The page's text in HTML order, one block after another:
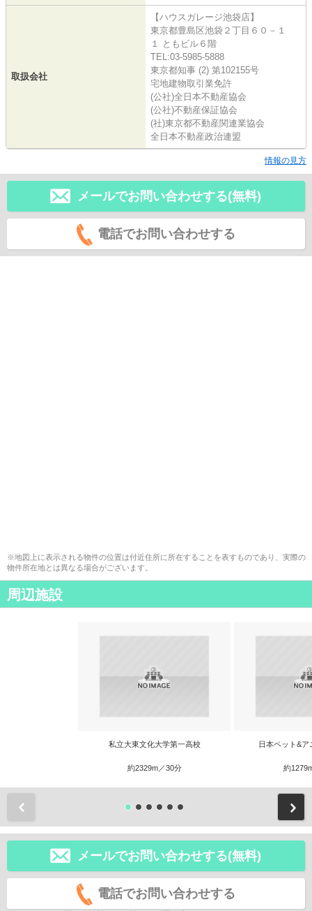
取扱会社
【ハウスガレージ池袋店】
東京都豊島区池袋２丁目６０－１
１ ともビル６階
TEL:03-5985-5888
東京都知事 (2) 第102155号
宅地建物取引業免許
(公社)全日本不動産協会
(公社)不動産保証協会
(社)東京都不動産関連業協会
全日本不動産政治連盟
情報の見方
メールでお問い合わせする(無料)
電話でお問い合わせする
※地図上に表示される物件の位置は付近住所に所在することを表すものであり、実際の
物件所在地とは異なる場合がございます。
周辺施設
私立大東文化大学第一高校
約2329m／30分
日本ペット&ア
約
メールでお問い合わせする(無料)
電話でお問い合わせする